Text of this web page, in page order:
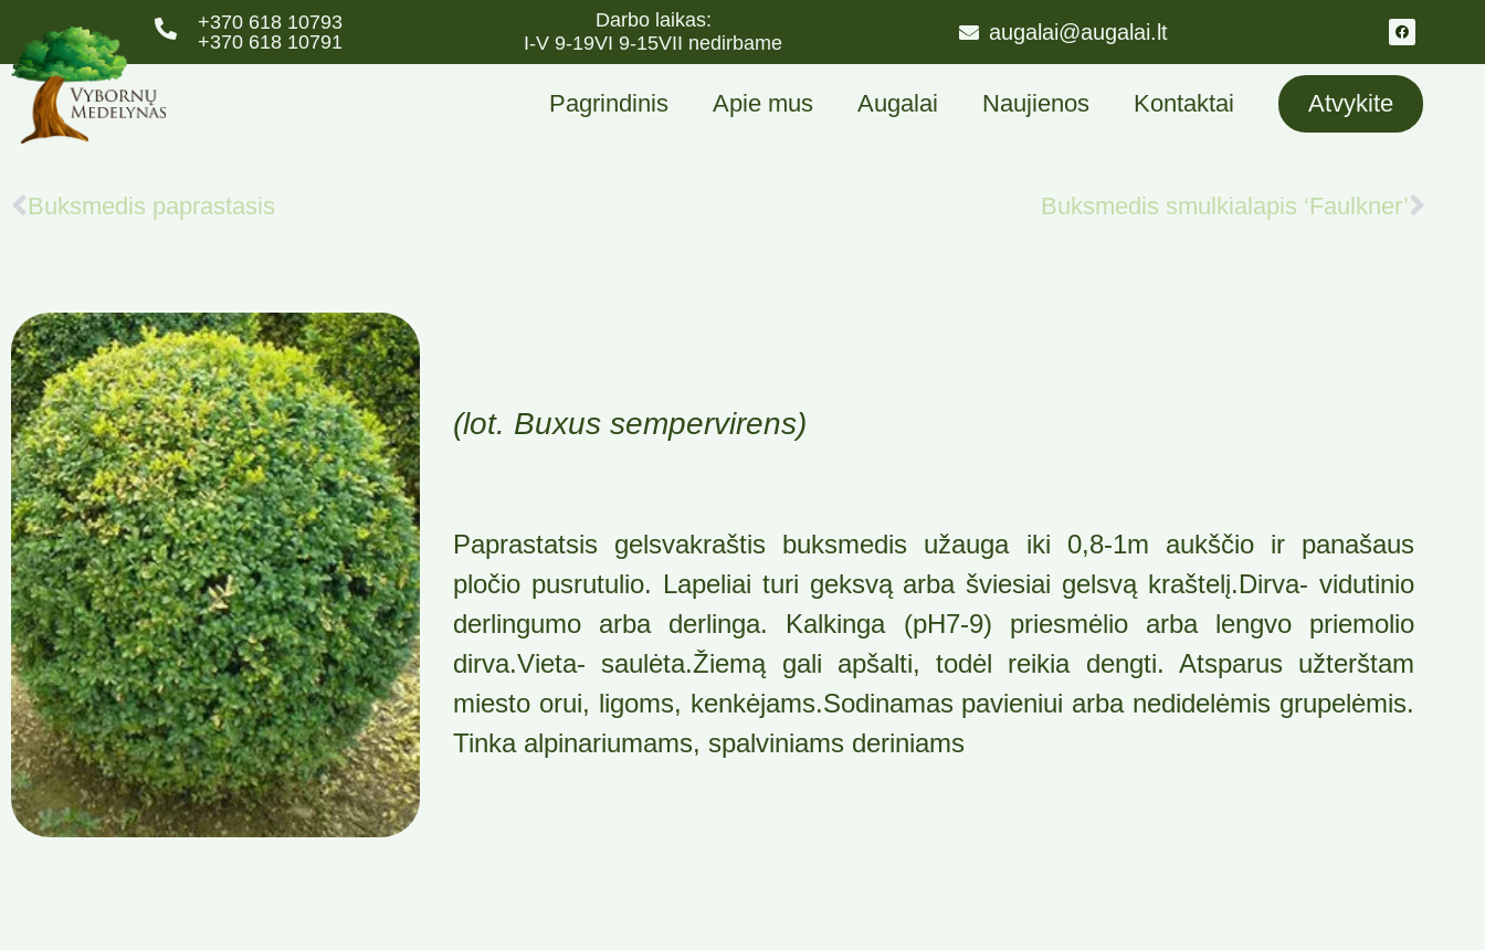
+370 618 10793
+370 618 10791
Darbo laikas:
I-V 9-19VI 9-15VII nedirbame augalai@augalai.lt
Pagrindinis Apie mus Augalai Naujienos Kontaktai Atvykite
Buksmedis paprastasis Buksmedis smulkialapis ‘Faulkner’
(lot. Buxus sempervirens)
Paprastatsis gelsvakraštis buksmedis užauga iki 0,8-1m aukščio ir panašaus
pločio pusrutulio. Lapeliai turi geksvą arba šviesiai gelsvą kraštelį.Dirva- vidutinio
derlingumo arba derlinga. Kalkinga (pH7-9) priesmėlio arba lengvo priemolio
dirva.Vieta- saulėta.Žiemą gali apšalti, todėl reikia dengti. Atsparus užterštam
miesto orui, ligoms, kenkėjams.Sodinamas pavieniui arba nedidelėmis grupelėmis.
Tinka alpinariumams, spalviniams deriniams